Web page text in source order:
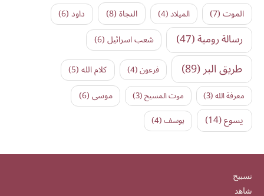
الموت(7) الميلاد(4) النجاة(8) داود(6)
رسالة رومية(47) شعب اسرائيل(6)
طريق البر(89) فرعون(4) كلام الله(5)
معرفة الله(3) موت المسيح(3) موسى(6)
يسوع(14) يوسف(4)
تسبيح
شاهد